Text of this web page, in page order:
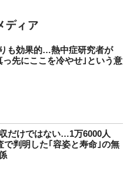
も効果的…熱中症研究者が
っ先にここを冷やせ｣という意
だけではない…1万6000人
で判明した｢容姿と寿命｣の無